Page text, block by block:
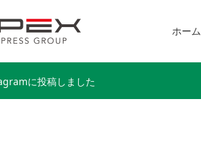
ホーム
に投稿しました